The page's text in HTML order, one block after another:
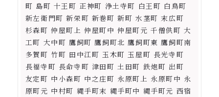
町 島町 十王町 正神町 浄土寺町 白王町 白鳥町
新左衛門町 新栄町 新巻町 新町 水茎町 末広町
杉森町 仲屋町上 仲屋町中 仲屋町元 千僧供町 大
工町 大中町 鷹飼町 鷹飼町北 鷹飼町東 鷹飼町南
多賀町 竹町 田中江町 玉木町 玉屋町 長光寺町
長福寺町 長命寺町 津田町 土田町 鉄炮町 出町
友定町 中小森町 中之庄町 永原町上 永原町中 永
原町元 中村町 縄手町末 縄手町中 縄手町元 西宿